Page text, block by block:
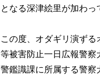
となる深津絵里が加わっ
この度、オダギリ演ず
等被害防止一日広報警
警鑑識課に所属する警